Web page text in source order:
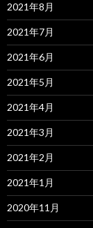
2021年8月
2021年7月
2021年6月
2021年5月
2021年4月
2021年3月
2021年2月
2021年1月
2020年11月